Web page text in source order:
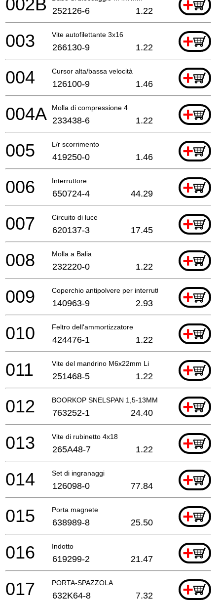
+
002B 252126-6 1.22
Vite autofilettante 3x16 +
003 266130-9 1.22
Cursor alta/bassa velocità +
004 126100-9 1.46
Molla di compressione 4 +
004A 233438-6 1.22
L/r scorrimento +
005 419250-0 1.46
Interruttore +
006 650724-4 44.29
Circuito di luce +
007 620137-3 17.45
Molla a Balia +
008 232220-0 1.22
Coperchio antipolvere per interruttore +
009 140963-9 2.93
Feltro dell'ammortizzatore +
010 424476-1 1.22
Vite del mandrino M6x22mm Li +
011 251468-5 1.22
BOORKOP SNELSPAN 1,5-13MM +
012 763252-1 24.40
Vite di rubinetto 4x18 +
013 265A48-7 1.22
Set di ingranaggi +
014 126098-0 77.84
Porta magnete +
015 638989-8 25.50
Indotto +
016 619299-2 21.47
PORTA-SPAZZOLA +
017 632K64-8 7.32